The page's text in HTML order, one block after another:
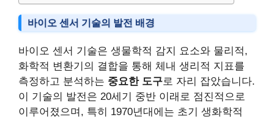
바이오 센서 기술의 발전 배경
바이오 센서 기술은 생물학적 감지 요소와 물리적,
화학적 변환기의 결합을 통해 체내 생리적 지표를
측정하고 분석하는 중요한 도구로 자리 잡았습니다.
이 기술의 발전은 20세기 중반 이래로 점진적으로
이루어졌으며, 특히 1970년대에는 초기 생화학적